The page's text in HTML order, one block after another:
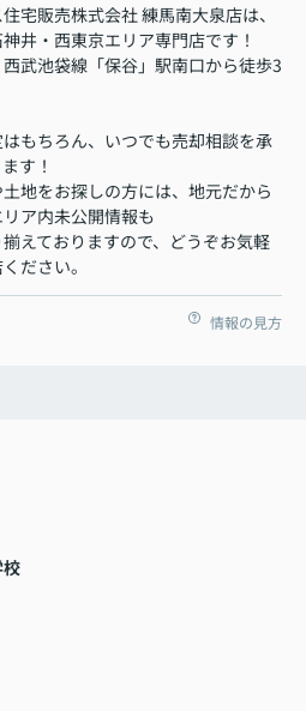
宅販売株式会社 練馬南大泉店は、
井・西東京エリア専門店です！
西武池袋線「保谷」駅南口から徒歩3
もちろん、いつでも売却相談を承
す！
地をお探しの方には、地元だから
ア内未公開情報も
えておりますので、どうぞお気軽
ださい。
情報の見方